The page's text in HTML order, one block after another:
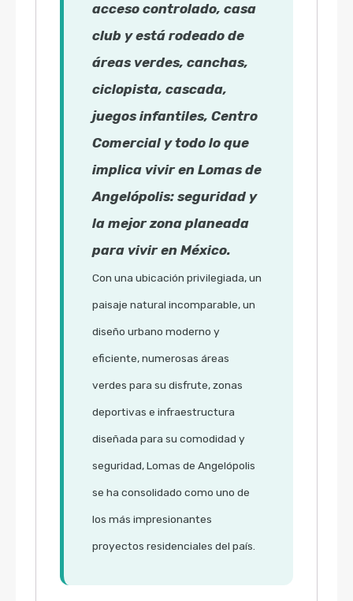
acceso controlado, casa
club y está rodeado de
áreas verdes, canchas,
ciclopista, cascada,
juegos infantiles, Centro
Comercial y todo lo que
implica vivir en Lomas de
Angelópolis: seguridad y
la mejor zona planeada
para vivir en México.
Con una ubicación privilegiada, un
paisaje natural incomparable, un
diseño urbano moderno y
eficiente, numerosas áreas
verdes para su disfrute, zonas
deportivas e infraestructura
diseñada para su comodidad y
seguridad, Lomas de Angelópolis
se ha consolidado como uno de
los más impresionantes
proyectos residenciales del país.